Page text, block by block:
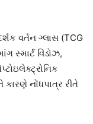
વર્તન ગ્લાસ (TCG
સ્માર્ટ વિંડોઝ,
કારણે નોંધપાત્ર રીતે